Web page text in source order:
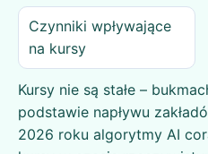
Czynniki wpływające
na kursy
Kursy nie są stałe –
podstawie napływu
2026 roku algorytmy AI